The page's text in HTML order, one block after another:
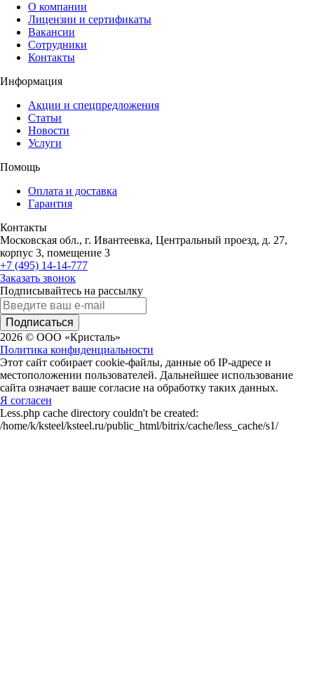
О компании
Лицензии и сертификаты
Вакансии
Сотрудники
Контакты
Информация
Акции и спецпредложения
Статьи
Новости
Услуги
Помощь
Оплата и доставка
Гарантия
Контакты
Московская обл., г. Ивантеевка, Центральный проезд, д. 27,
корпус 3, помещение 3
+7 (495) 14-14-777
Заказать звонок
Подписывайтесь на рассылку
Подписаться
2026 © ООО «Кристаль»
Политика конфиденциальности
Этот сайт собирает cookie-файлы, данные об IP-адресе и
местоположении пользователей. Дальнейшее использование
сайта означает ваше согласие на обработку таких данных.
Я согласен
Less.php cache directory couldn't be created:
/home/k/ksteel/ksteel.ru/public_html/bitrix/cache/less_cache/s1/